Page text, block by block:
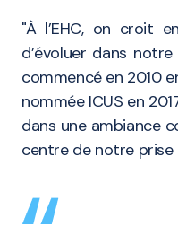
"À l’EHC, on croit
d’évoluer dans
commencé en 2010
nommée ICUS en
dans une ambiance
centre de notre prise